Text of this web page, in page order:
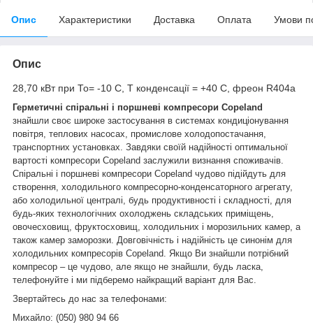
Опис Характеристики Доставка Оплата Умови
Опис
28,70 кВт при То= -10 С, Т конденсації = +40 С, фреон R404a
Герметичні спіральні і поршневі компресори Copeland
знайшли своє широке застосування в системах кондиціонування
повітря, теплових насосах, промислове холодопостачання,
транспортних установках. Завдяки своїй надійності оптимальної
вартості компресори Copeland заслужили визнання споживачів.
Спіральні і поршневі компресори Copeland чудово підійдуть для
створення, холодильного компресорно-конденсаторного агрегату,
або холодильної централі, будь продуктивності і складності, для
будь-яких технологічних охолоджень складських приміщень,
овочесховищ, фруктосховищ, холодильних і морозильних камер, а
також камер заморозки. Довговічність і надійність це синонім для
холодильних компресорів Copeland. Якщо Ви знайшли потрібний
компресор – це чудово, але якщо не знайшли, будь ласка,
телефонуйте і ми підберемо найкращий варіант для Вас.
Звертайтесь до нас за телефонами:
Михайло: (050) 980 94 66